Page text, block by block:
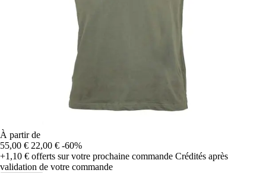
À partir de
55,00 € 22,00 € -60%
+1,10 € offerts sur votre prochaine commande Crédités après
validation de votre commande